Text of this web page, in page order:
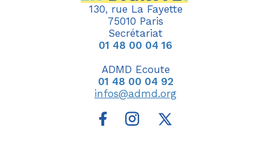
130, rue La Fayette
75010 Paris
Secrétariat
01 48 00 04 16
ADMD Ecoute
01 48 00 04 92
infos@admd.org